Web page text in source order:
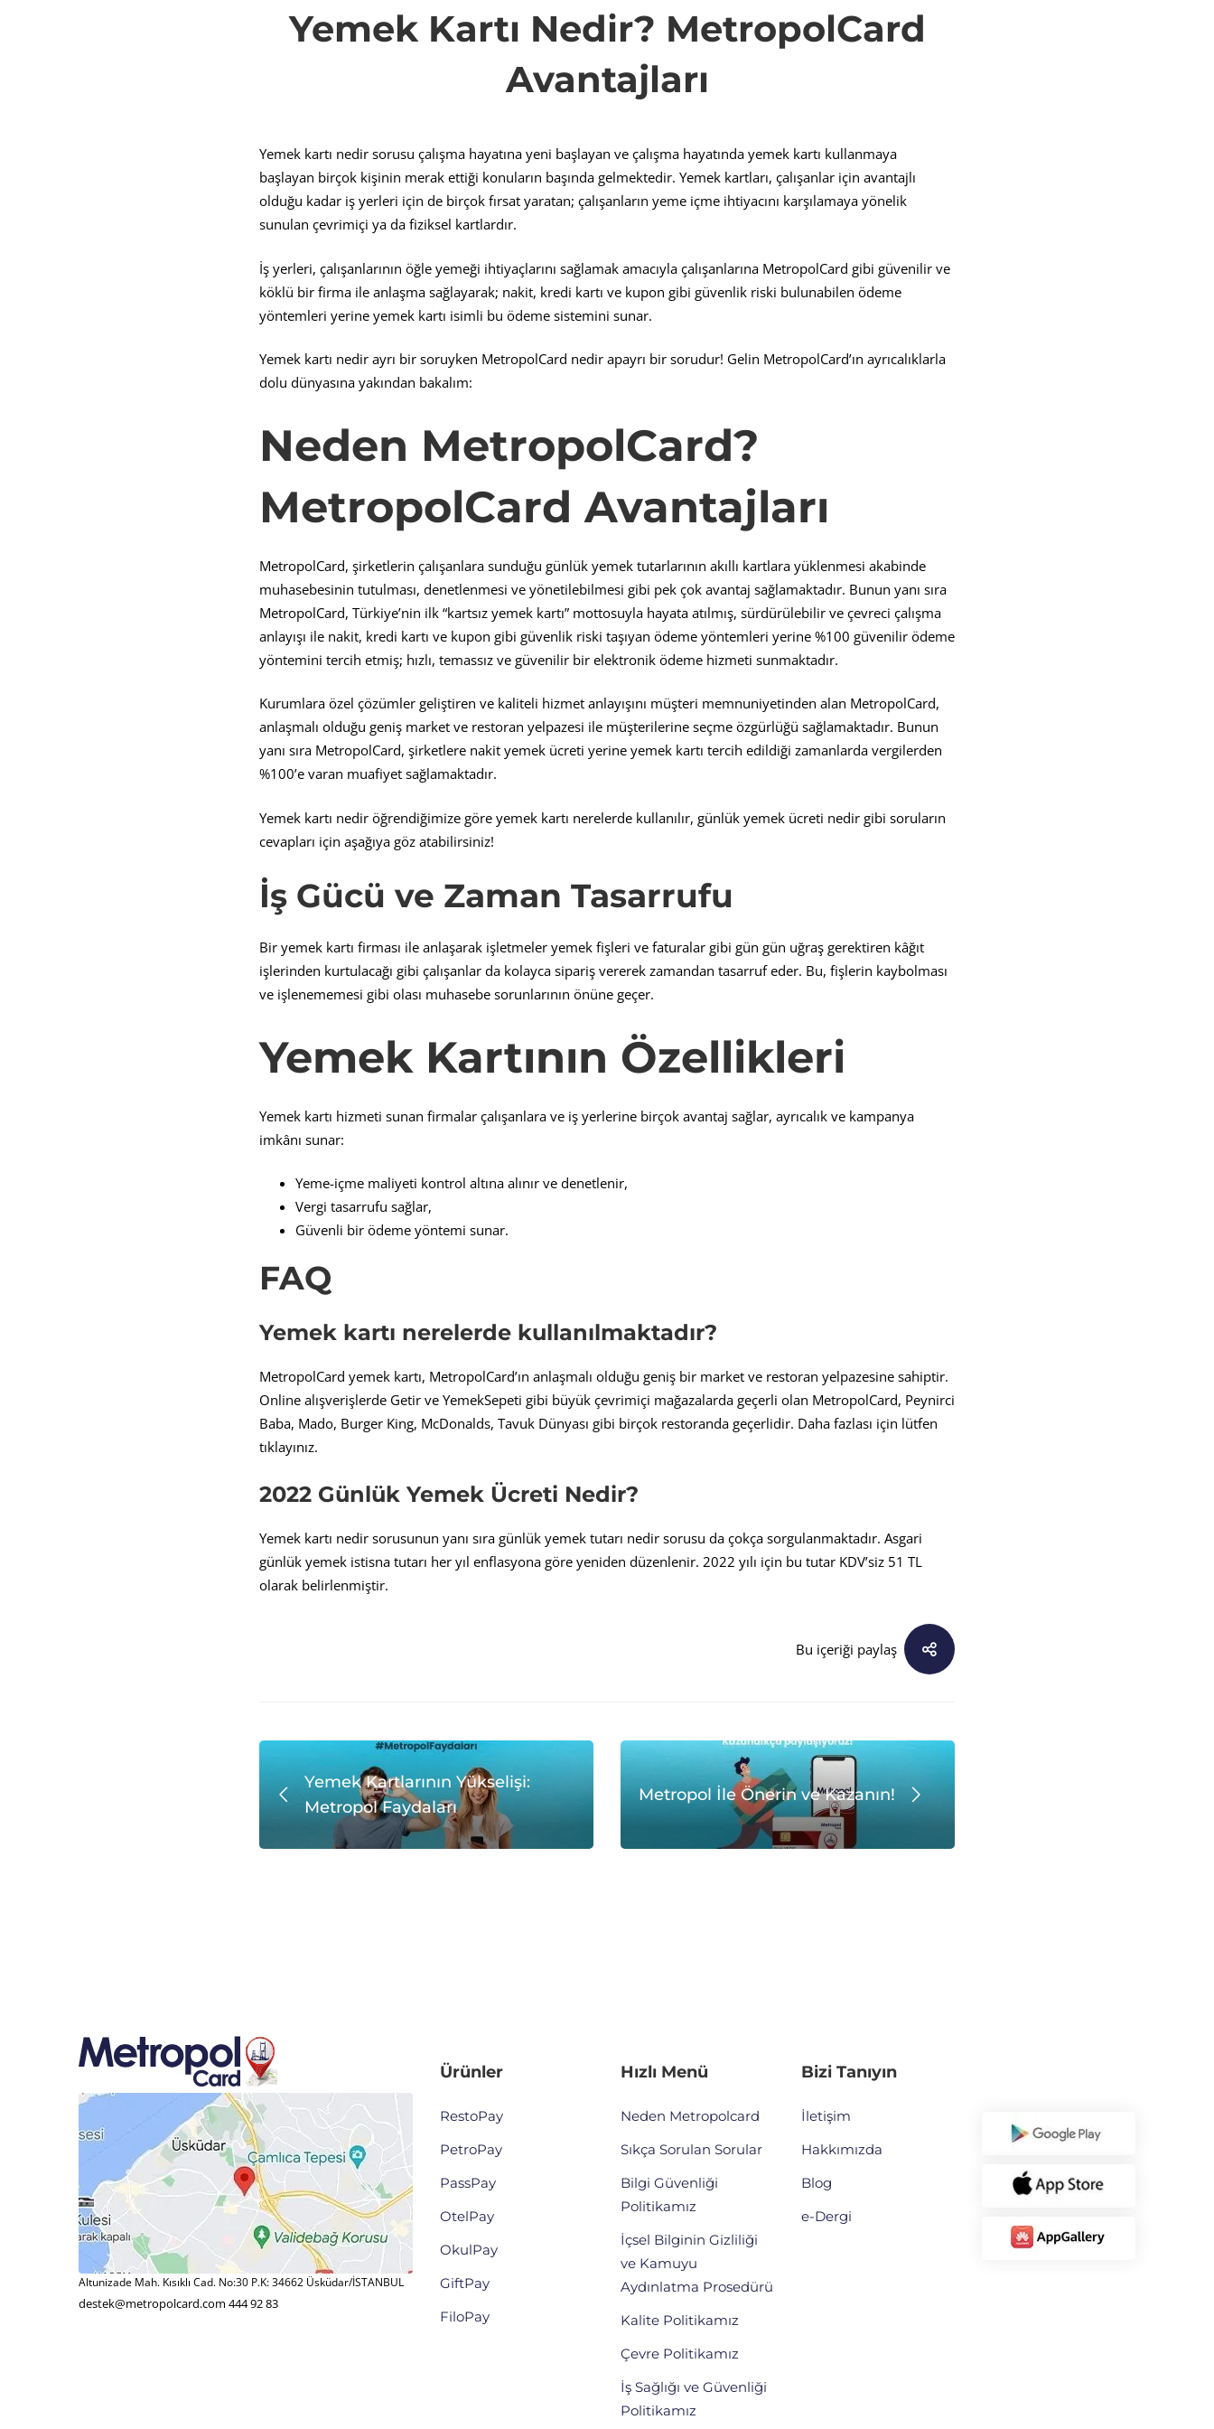
Kartı
MetropolCard
Avantajları
Yemek Kartı Nedir? MetropolCard
Avantajları
Yemek kartı nedir sorusu çalışma hayatına yeni başlayan ve çalışma hayatında yemek kartı kullanmaya
başlayan birçok kişinin merak ettiği konuların başında gelmektedir. Yemek kartları, çalışanlar için avantajlı
olduğu kadar iş yerleri için de birçok fırsat yaratan; çalışanların yeme içme ihtiyacını karşılamaya yönelik
sunulan çevrimiçi ya da fiziksel kartlardır.
İş yerleri, çalışanlarının öğle yemeği ihtiyaçlarını sağlamak amacıyla çalışanlarına MetropolCard gibi güvenilir ve
köklü bir firma ile anlaşma sağlayarak; nakit, kredi kartı ve kupon gibi güvenlik riski bulunabilen ödeme
yöntemleri yerine yemek kartı isimli bu ödeme sistemini sunar.
Yemek kartı nedir ayrı bir soruyken MetropolCard nedir apayrı bir sorudur! Gelin MetropolCard’ın ayrıcalıklarla
dolu dünyasına yakından bakalım:
Neden MetropolCard?
MetropolCard Avantajları
MetropolCard, şirketlerin çalışanlara sunduğu günlük yemek tutarlarının akıllı kartlara yüklenmesi akabinde
muhasebesinin tutulması, denetlenmesi ve yönetilebilmesi gibi pek çok avantaj sağlamaktadır. Bunun yanı sıra
MetropolCard, Türkiye’nin ilk “kartsız yemek kartı” mottosuyla hayata atılmış, sürdürülebilir ve çevreci çalışma
anlayışı ile nakit, kredi kartı ve kupon gibi güvenlik riski taşıyan ödeme yöntemleri yerine %100 güvenilir ödeme
yöntemini tercih etmiş; hızlı, temassız ve güvenilir bir elektronik ödeme hizmeti sunmaktadır.
Kurumlara özel çözümler geliştiren ve kaliteli hizmet anlayışını müşteri memnuniyetinden alan MetropolCard,
anlaşmalı olduğu geniş market ve restoran yelpazesi ile müşterilerine seçme özgürlüğü sağlamaktadır. Bunun
yanı sıra MetropolCard, şirketlere nakit yemek ücreti yerine yemek kartı tercih edildiği zamanlarda vergilerden
%100’e varan muafiyet sağlamaktadır.
Yemek kartı nedir öğrendiğimize göre yemek kartı nerelerde kullanılır, günlük yemek ücreti nedir gibi soruların
cevapları için aşağıya göz atabilirsiniz!
İş Gücü ve Zaman Tasarrufu
Bir yemek kartı firması ile anlaşarak işletmeler yemek fişleri ve faturalar gibi gün gün uğraş gerektiren kâğıt
işlerinden kurtulacağı gibi çalışanlar da kolayca sipariş vererek zamandan tasarruf eder. Bu, fişlerin kaybolması
ve işlenememesi gibi olası muhasebe sorunlarının önüne geçer.
Yemek Kartının Özellikleri
Yemek kartı hizmeti sunan firmalar çalışanlara ve iş yerlerine birçok avantaj sağlar, ayrıcalık ve kampanya
imkânı sunar:
Yeme-içme maliyeti kontrol altına alınır ve denetlenir,
Vergi tasarrufu sağlar,
Güvenli bir ödeme yöntemi sunar.
FAQ
Yemek kartı nerelerde kullanılmaktadır?
MetropolCard yemek kartı, MetropolCard’ın anlaşmalı olduğu geniş bir market ve restoran yelpazesine sahiptir.
Online alışverişlerde Getir ve YemekSepeti gibi büyük çevrimiçi mağazalarda geçerli olan MetropolCard, Peynirci
Baba, Mado, Burger King, McDonalds, Tavuk Dünyası gibi birçok restoranda geçerlidir. Daha fazlası için lütfen
tıklayınız.
2022 Günlük Yemek Ücreti Nedir?
Yemek kartı nedir sorusunun yanı sıra günlük yemek tutarı nedir sorusu da çokça sorgulanmaktadır. Asgari
günlük yemek istisna tutarı her yıl enflasyona göre yeniden düzenlenir. 2022 yılı için bu tutar KDV’siz 51 TL
olarak belirlenmiştir.
Bu içeriği paylaş
Yemek Kartlarının Yükselişi:
Metropol Faydaları
Metropol İle Önerin ve Kazanın!
Altunizade Mah. Kısıklı Cad. No:30 P.K: 34662 Üsküdar/İSTANBUL
destek@metropolcard.com 444 92 83
Ürünler
RestoPay
PetroPay
PassPay
OtelPay
OkulPay
GiftPay
FiloPay
Hızlı Menü
Neden Metropolcard
Sıkça Sorulan Sorular
Bilgi Güvenliği
Politikamız
İçsel Bilginin Gizliliği
ve Kamuyu
Aydınlatma Prosedürü
Kalite Politikamız
Çevre Politikamız
İş Sağlığı ve Güvenliği
Politikamız
Bizi Tanıyın
İletişim
Hakkımızda
Blog
e-Dergi